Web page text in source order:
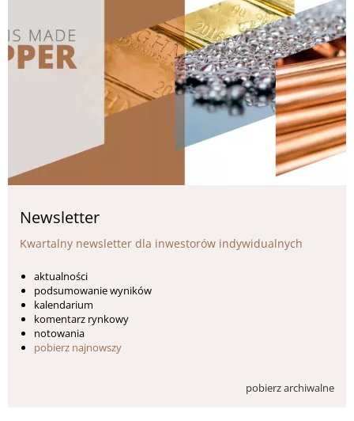
Newsletter
Kwartalny newsletter dla inwestorów indywidualnych
aktualności
podsumowanie wyników
kalendarium
komentarz rynkowy
notowania
pobierz najnowszy
pobierz archiwalne